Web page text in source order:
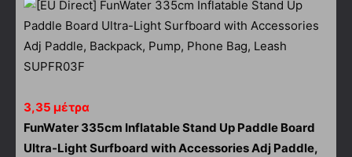
3,35 μέτρα
FunWater 335cm Inflatable Stand Up Paddle Board
Ultra-Light Surfboard with Accessories Adj Paddle,